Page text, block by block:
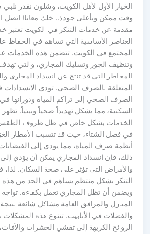
الخيار الأول لأهل الكويت، وشلون نقدر
مقدمة عن خدمات التنكر في الكويت تعتبر
العناصر الأساسية التي تساهم في الحفاظ
المجتمع في الكويت. تتضمن هذه الخدمات
وتنظيف الجور وتسليك المجاري، والتي
المخاطر التي قد تنتج عن انسداد المجاري
المتعلقة بالصرف الصحي. تؤدي الانسدادات
الصرف الصحي إلى تراكم المياه ودورانها
السكنية، مما يشكل تهديداً صحياً وبيئياً.
الخدمات بشكل خاص في ظل ظروف الطقس
في فصل الشتاء، حيث قد تتسبب الأمطار
أنظمة صرف المياه، مما يؤدي إلى
ذلك، فإن انسداد المجاري يمكن أن يؤدي إلى
والأمراض التي تؤثر على صحة السكان. لذا،
التنكر بشكل منتظم يساهم في الحد من هذه
ويضمن أن تظل المجاري تعمل بكفاءة. تواجه
المنازل والمرافق العامة مشاكل شائعة
والفضلات في الأنابيب. تتنوع هذه المشكلات
الروائح الكريهة إلى تفشي الحشرات